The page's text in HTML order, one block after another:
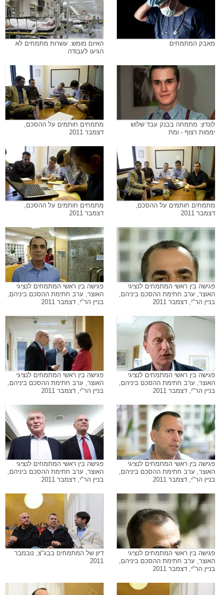
מאבק המתמחים
האיום מומש: עשרות מתמחים לא
הגיעו לעבודה
לונדון: מתמחה בבנק עבד שלוש
יממות רצוף - ומת
מתמחים חותמים על ההסכם,
דצמבר 2011
מתמחים חותמים על ההסכם,
דצמבר 2011
מתמחים חותמים על ההסכם,
דצמבר 2011
פגישה בין ראשי המתמחים לנציגי
האוצר, ערב חתימת ההסכם ביניהם,
בניין הר"י, דצמבר 2011
פגישה בין ראשי המתמחים לנציגי
האוצר, ערב חתימת ההסכם ביניהם,
בניין הר"י, דצמבר 2011
פגישה בין ראשי המתמחים לנציגי
האוצר, ערב חתימת ההסכם ביניהם,
בניין הר"י, דצמבר 2011
פגישה בין ראשי המתמחים לנציגי
האוצר, ערב חתימת ההסכם ביניהם,
בניין הר"י, דצמבר 2011
פגישה בין ראשי המתמחים לנציגי
האוצר, ערב חתימת ההסכם ביניהם,
בניין הר"י, דצמבר 2011
פגישה בין ראשי המתמחים לנציגי
האוצר, ערב חתימת ההסכם ביניהם,
בניין הר"י, דצמבר 2011
פגישה בין ראשי המתמחים לנציגי
האוצר, ערב חתימת ההסכם ביניהם,
בניין הר"י, דצמבר 2011
דיון של המתמחים בבג"צ, נובמבר
2011